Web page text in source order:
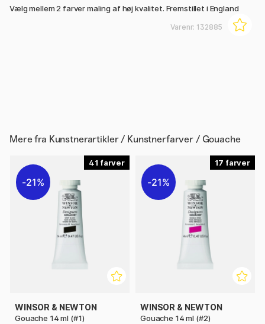
Vælg mellem 2 farver maling af høj kvalitet. Fremstillet i England
Varenr: 132885
Mere fra Kunstnerartikler / Kunstnerfarver / Gouache
41
21%
WINSOR & NEWTON
Gouache 14 ml (#1)
17
21%
WINSOR & NEWTON
Gouache 14 ml (#2)